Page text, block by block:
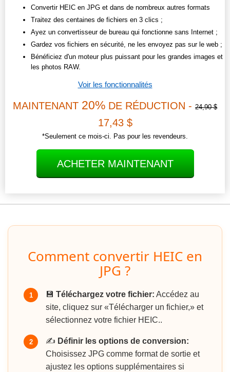
Convertir HEIC en JPG et dans de nombreux autres formats
Traitez des centaines de fichiers en 3 clics ;
Ayez un convertisseur de bureau qui fonctionne sans Internet ;
Gardez vos fichiers en sécurité, ne les envoyez pas sur le web ;
Bénéficiez d'un moteur plus puissant pour les grandes images et
les photos RAW.
Voir les fonctionnalités
MAINTENANT 20% DE RÉDUCTION - 24,90 $
17,43 $
*Seulement ce mois-ci. Pas pour les revendeurs.
ACHETER MAINTENANT
Comment convertir HEIC en
JPG ?
1 💾 Téléchargez votre fichier: Accédez au
site, cliquez sur «Télécharger un fichier,» et
sélectionnez votre fichier HEIC..
2 ✍️ Définir les options de conversion:
Choisissez JPG comme format de sortie et
ajustez les options supplémentaires si